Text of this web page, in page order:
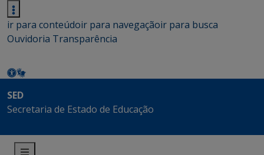
ir para conteúdoir para navegaçãoir para busca
Ouvidoria Transparência
SED
Secretaria de Estado de Educação